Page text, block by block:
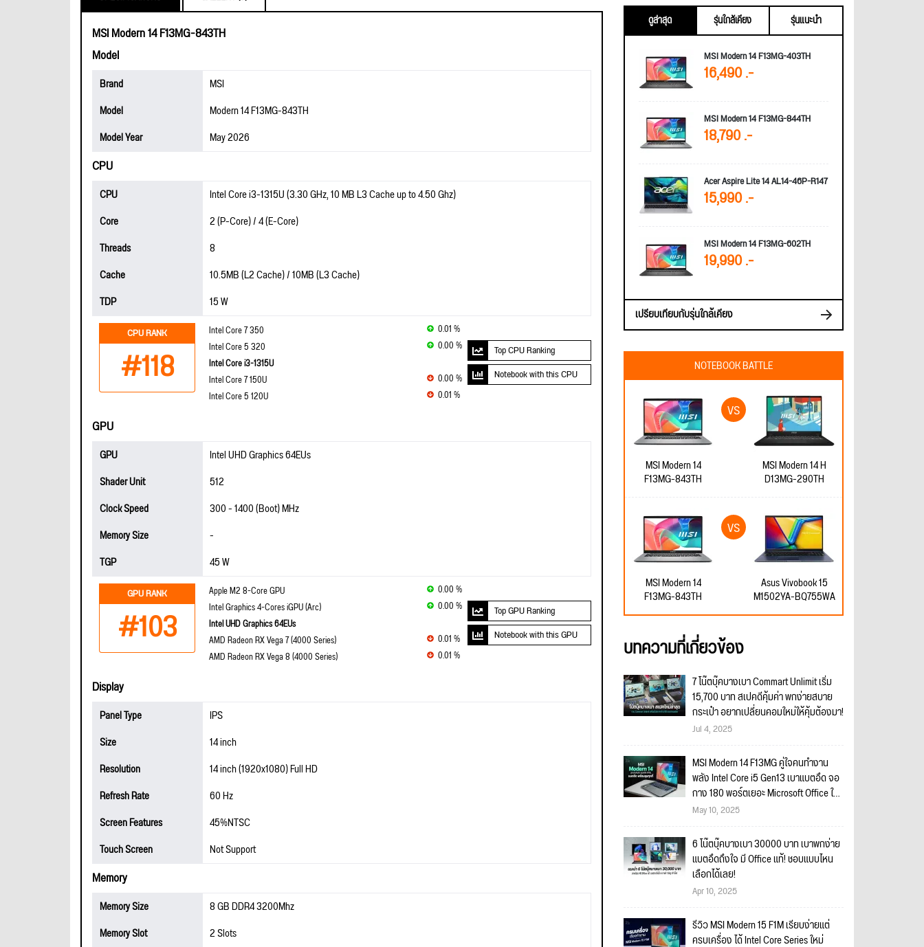
MSI Modern 14 F13MG-843TH
Model
Brand
MSI
Model
Modern 14 F13MG-843TH
Model Year
May 2026
CPU
CPU
Intel Core i3-1315U (3.30 GHz, 10 MB L3 Cache up to 4.50 Ghz)
Core
2 (P-Core) / 4 (E-Core)
Threads
8
Cache
10.5MB (L2 Cache) / 10MB (L3 Cache)
TDP
15 W
CPU RANK
#118
Intel Core 7 350
0.01 %
Intel Core 5 320
0.00 %
Intel Core i3-1315U
Intel Core 7 150U
0.00 %
Intel Core 5 120U
0.01 %
Top CPU Ranking
Notebook with this CPU
GPU
GPU
Intel UHD Graphics 64EUs
Shader Unit
512
Clock Speed
300 - 1400 (Boot) MHz
Memory Size
-
TGP
45 W
GPU RANK
#103
Apple M2 8-Core GPU
0.00 %
Intel Graphics 4-Cores iGPU (Arc)
0.00 %
Intel UHD Graphics 64EUs
AMD Radeon RX Vega 7 (4000 Series)
0.01 %
AMD Radeon RX Vega 8 (4000 Series)
0.01 %
Top GPU Ranking
Notebook with this GPU
Display
Panel Type
IPS
Size
14 inch
Resolution
14 inch (1920x1080) Full HD
Refresh Rate
60 Hz
Screen Features
45%NTSC
Touch Screen
Not Support
Memory
Memory Size
8 GB DDR4 3200Mhz
Memory Slot
2 Slots
ดูล่าสุด รุ่นใกล้เคียง
รุ่นแนะนำ
MSI Modern 14 F13MG-403TH
16,490 .-
MSI Modern 14 F13MG-844TH
18,790 .-
Acer Aspire Lite 14 AL14-46P-R147
15,990 .-
MSI Modern 14 F13MG-602TH
19,990 .-
เปรียบเทียบกับรุ่นใกล้เคียง
NOTEBOOK BATTLE
MSI Modern 14
F13MG-843TH
MSI Modern 14 H
D13MG-290TH
MSI Modern 14
F13MG-843TH
Asus Vivobook 15
M1502YA-BQ755WA
บทความที่เกี่ยวข้อง
7 โน๊ตบุ๊คบางเบา Commart Unlimit เริ่ม
15,700 บาท สเปคดีคุ้มค่า พกง่ายสบาย
กระเป๋า อยากเปลี่ยนคอมใหม่ให้คุ้มต้องมา!
Jul 4, 2025
MSI Modern 14 F13MG คู่ใจคนทำงาน
พลัง Intel Core i5 Gen13 เบาแบตอึด จอ
กาง 180 พอร์ตเยอะ Microsoft Office ใน
ตัวครบ
May 10, 2025
6 โน๊ตบุ๊คบางเบา 30000 บาท เบาพกง่าย
แบตอึดถึงใจ มี Office แท้! ชอบแบบไหน
เลือกได้เลย!
Apr 10, 2025
รีวิว MSI Modern 15 F1M เรียบง่ายแต่
ครบเครื่อง ได้ Intel Core Series ใหม่